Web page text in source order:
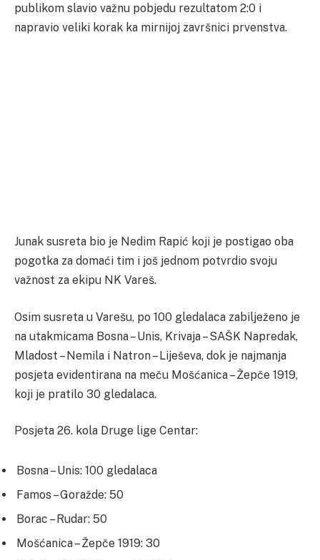
publikom slavio važnu pobjedu rezultatom 2:0 i
napravio veliki korak ka mirnijoj završnici prvenstva.
Junak susreta bio je Nedim Rapić koji je postigao oba
pogotka za domaći tim i još jednom potvrdio svoju
važnost za ekipu NK Vareš.
Osim susreta u Varešu, po 100 gledalaca zabilježeno je
na utakmicama Bosna – Unis, Krivaja – SAŠK Napredak,
Mladost – Nemila i Natron – Liješeva, dok je najmanja
posjeta evidentirana na meču Mošćanica – Žepče 1919,
koji je pratilo 30 gledalaca.
Posjeta 26. kola Druge lige Centar:
Bosna – Unis: 100 gledalaca
Famos – Goražde: 50
Borac – Rudar: 50
Mošćanica – Žepče 1919: 30